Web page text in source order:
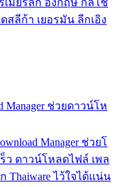
มียร์ลีก อังกฤษ กัลโช่
สลีก้า เยอรมัน ลีกเอิง
Manager ช่วยดาวน์โห
Manager ช่วยโ
ว ดาวน์โหลดไฟล์ เพล
Thaiware ไว้ใจได้แน่น